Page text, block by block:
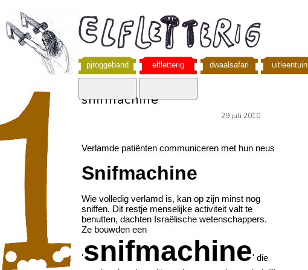
pjroggeband elfletterig dwaalsafari uitleentuin
snifmachine
29 juli 2010
Verlamde patiënten communiceren met hun neus
Snifmachine
Wie volledig verlamd is, kan op zijn minst nog
sniffen. Dit restje menselijke activiteit valt te
benutten, dachten Israëlische wetenschappers.
Ze bouwden een
'snifmachine' die